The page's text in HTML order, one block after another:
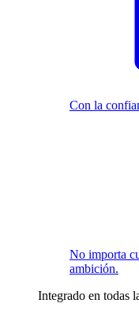
Con la
No importa
ambición.
Integrado en todas